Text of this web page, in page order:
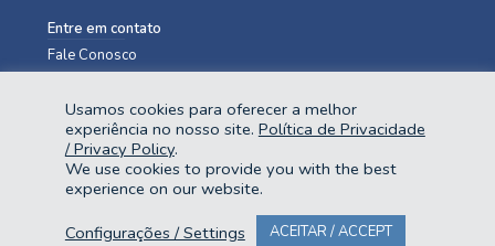
Entre em contato
Fale Conosco
@2023 Domingues e Pinho Contadores. Todos os direitos reservados.
Usamos cookies para oferecer a melhor
experiência no nosso site. Política de Privacidade
/ Privacy Policy.
We use cookies to provide you with the best
experience on our website.
Configurações / Settings
ACEITAR / ACCEPT